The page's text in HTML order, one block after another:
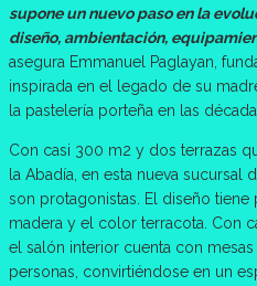
supone un nuevo paso en la
diseño, ambientación,
asegura Emmanuel Paglayan,
inspirada en el legado de su
la pastelería porteña en las
Con casi 300 m2 y dos terrazas
la Abadía, en esta nueva sucursal
son protagonistas. El diseño
madera y el color terracota. Con
el salón interior cuenta con
personas, convirtiéndose en un